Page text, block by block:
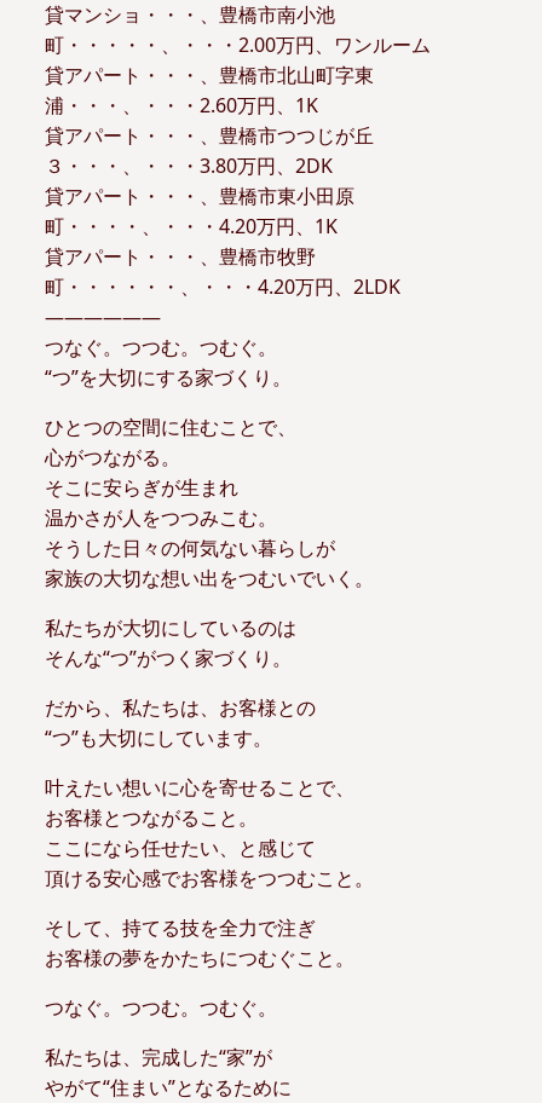
貸マンショ・・・、豊橋市南小池
町・・・・・、・・・2.00万円、ワンルーム
貸アパート・・・、豊橋市北山町字東
浦・・・、・・・2.60万円、1K
貸アパート・・・、豊橋市つつじが丘
３・・・、・・・3.80万円、2DK
貸アパート・・・、豊橋市東小田原
町・・・・、・・・4.20万円、1K
貸アパート・・・、豊橋市牧野
町・・・・・・、・・・4.20万円、2LDK
——————
つなぐ。つつむ。つむぐ。
“つ”を大切にする家づくり。
ひとつの空間に住むことで、
心がつながる。
そこに安らぎが生まれ
温かさが人をつつみこむ。
そうした日々の何気ない暮らしが
家族の大切な想い出をつむいでいく。
私たちが大切にしているのは
そんな“つ”がつく家づくり。
だから、私たちは、お客様との
“つ”も大切にしています。
叶えたい想いに心を寄せることで、
お客様とつながること。
ここになら任せたい、と感じて
頂ける安心感でお客様をつつむこと。
そして、持てる技を全力で注ぎ
お客様の夢をかたちにつむぐこと。
つなぐ。つつむ。つむぐ。
私たちは、完成した“家”が
やがて“住まい”となるために